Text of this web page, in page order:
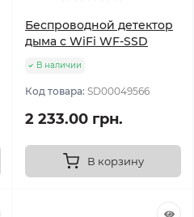
Беспроводной детектор
дыма с WiFi WF-SSD
В наличии
Код товара: SD00049566
2 233.00 грн.
В корзину